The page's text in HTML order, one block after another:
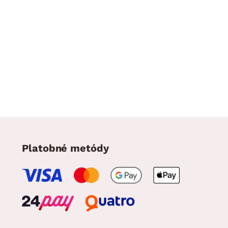
Platobné metódy